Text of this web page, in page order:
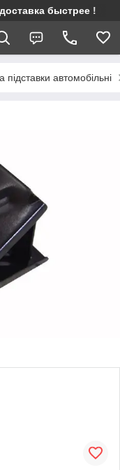
быстрее !
підставки автомобільні